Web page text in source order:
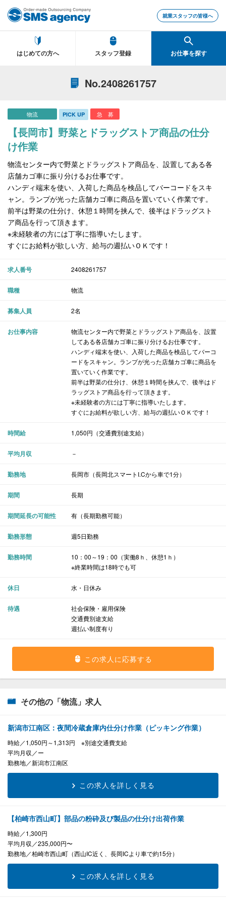
就業スタッフの皆様へ
はじめての方へ スタッフ登録 お仕事を探す
No.2408261757
物流 PICK UP 急 募
【長岡市】野菜とドラッグストア商品の仕分
け作業
物流センター内で野菜とドラッグストア商品を、設置してある各
店舗カゴ車に振り分けるお仕事です。
ハンディ端末を使い、入荷した商品を検品してバーコードをスキ
ャン。ランプが光った店舗カゴ車に商品を置いていく作業です。
前半は野菜の仕分け、休憩１時間を挟んで、後半はドラッグスト
ア商品を行って頂きます。
※未経験者の方には丁寧に指導いたします。
すぐにお給料が欲しい方、給与の週払いＯＫです！
求人番号 2408261757
職種 物流
募集人員 2名
お仕事内容
物流センター内で野菜とドラッグストア商品を、設置
してある各店舗カゴ車に振り分けるお仕事です。
ハンディ端末を使い、入荷した商品を検品してバーコ
ードをスキャン。ランプが光った店舗カゴ車に商品を
置いていく作業です。
前半は野菜の仕分け、休憩１時間を挟んで、後半はド
ラッグストア商品を行って頂きます。
※未経験者の方には丁寧に指導いたします。
すぐにお給料が欲しい方、給与の週払いＯＫです！
時間給 1,050円（交通費別途支給）
平均月収 －
勤務地 長岡市（長岡北スマートI.Cから車で1分）
期間 長期
期間延長の可能性 有（長期勤務可能）
勤務形態 週5日勤務
勤務時間
10：00～19：00（実働8ｈ、休憩1ｈ）
※終業時間は18時でも可
休日 水・日休み
待遇
社会保険・雇用保険
交通費別途支給
週払い制度有り
この求人に応募する
その他の「物流」求人
新潟市江南区：夜間冷蔵倉庫内仕分け作業（ピッキング作業）
時給
1,050円～1,313円 ※別途交通費支給
平均月収
ー
勤務地
新潟市江南区
この求人を詳しく見る
【柏崎市西山町】部品の粉砕及び製品の仕分け出荷作業
時給
1,300円
平均月収
235,000円〜
勤務地
柏崎市西山町（西山IC近く、長岡ICより車で約15分）
この求人を詳しく見る